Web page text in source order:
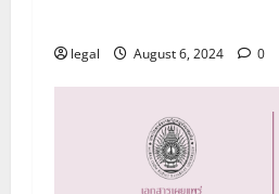
legal August 6, 2024 0